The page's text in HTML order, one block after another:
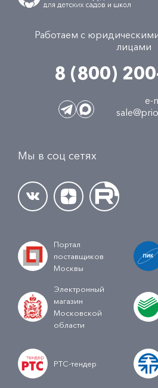
Работаем с
лицами
8 (800)
e-
Мы в соц сетях
Портал
поставщиков
Москвы
Электронный
магазин
Московской
области
РТС-тендер